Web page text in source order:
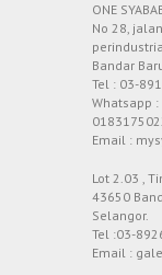
ONE
No 28,
Bandar
Tel : 03-
Whatsapp :
Email :
Lot 2.03 ,
43650
Selangor.
Tel :03-
Email :